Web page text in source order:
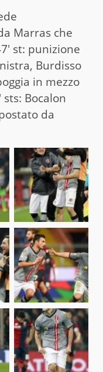
Marras che
st: punizione
Burdisso
in mezzo
Bocalon
da